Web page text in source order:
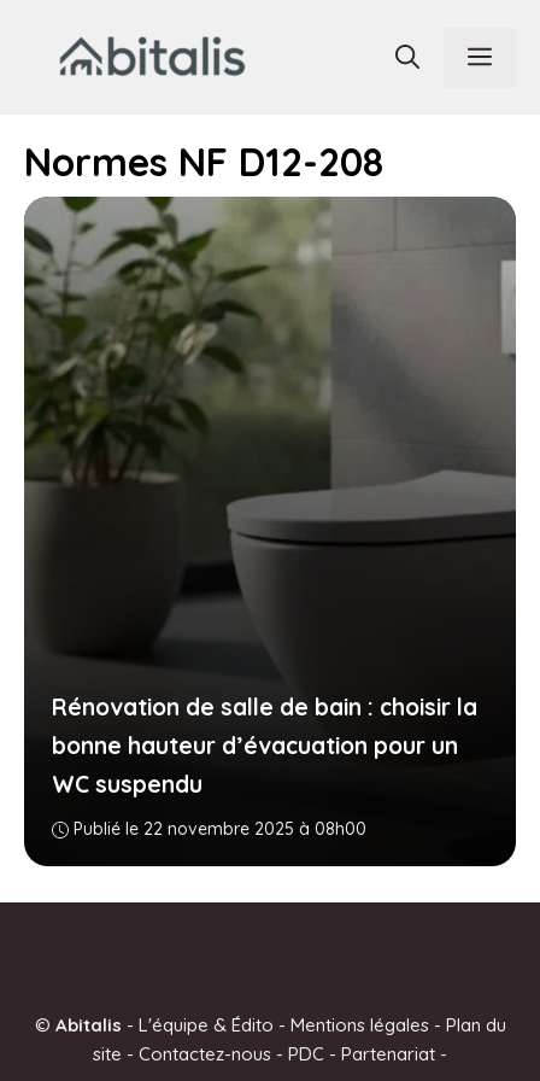
contenu
Normes NF D12-208
Rénovation de salle de bain : choisir la
bonne hauteur d’évacuation pour un
WC suspendu
Publié le 22 novembre 2025 à 08h00
© Abitalis - L'équipe & Édito - Mentions légales- Plan du
site - Contactez-nous - PDC - Partenariat -